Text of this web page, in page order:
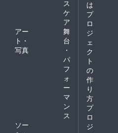
ス
ケ
ア
アー
ト・
写真
舞
台
・
パ
フ
ォ
ー
マ
ン
ス
ソー
は
プ
ロ
ジ
ェ
ク
ト
の
作
り
方
プ
ロ
ジ